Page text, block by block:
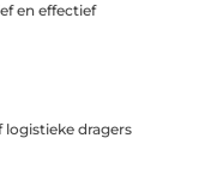
en effectief
dragers